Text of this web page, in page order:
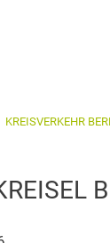
KREISVERKEHR